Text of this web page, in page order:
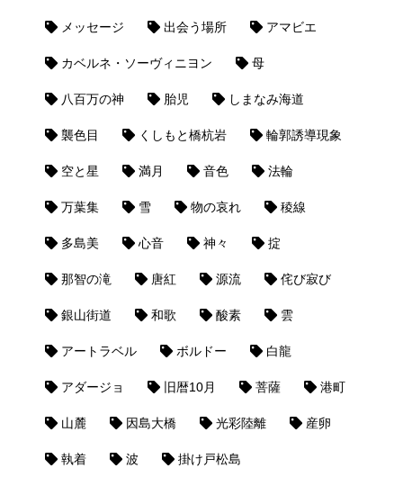
メッセージ 出会う場所 アマビエ
カベルネ・ソーヴィニヨン 母
八百万の神 胎児 しまなみ海道
襲色目 くしもと橋杭岩 輪郭誘導現象
空と星 満月 音色 法輪
万葉集 雪 物の哀れ 稜線
多島美 心音 神々 掟
那智の滝 唐紅 源流 侘び寂び
銀山街道 和歌 酸素 雲
アートラベル ボルドー 白龍
アダージョ 旧暦10月 菩薩 港町
山麓 因島大橋 光彩陸離 産卵
執着 波 掛け戸松島